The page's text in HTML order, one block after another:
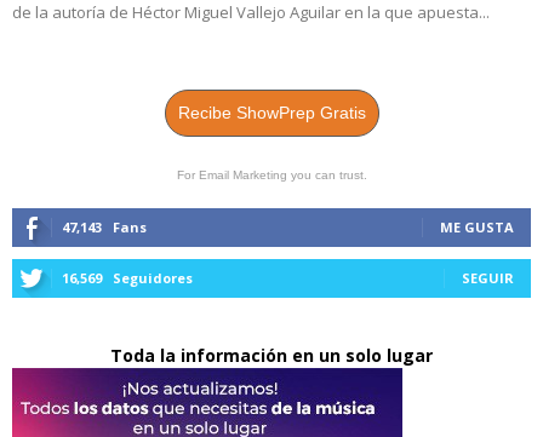
de la autoría de Héctor Miguel Vallejo Aguilar en la que apuesta...
Recibe ShowPrep Gratis
For Email Marketing you can trust.
47,143 Fans ME GUSTA
16,569 Seguidores SEGUIR
Toda la información en un solo lugar